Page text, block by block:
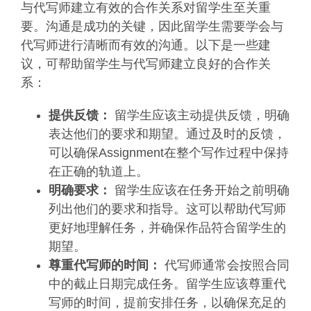
与代写师建立有效的合作关系对留学生至关重
要。沟通是成功的关键，因此留学生需要学会与
代写师进行清晰而有效的沟通。以下是一些建
议，可帮助留学生与代写师建立良好的合作关
系：
提供反馈：
留学生应该主动提供反馈，明确
表达他们的要求和期望。通过及时的反馈，
可以确保Assignment在整个写作过程中保持
在正确的轨道上。
明确要求：
留学生应该在任务开始之前明确
列出他们的要求和指导。这可以帮助代写师
更好地理解任务，并确保作品符合留学生的
期望。
尊重代写师的时间： 代写师通常会按照合同
中的截止日期完成任务。留学生应该尊重代
写师的时间，提前安排任务，以确保充足的